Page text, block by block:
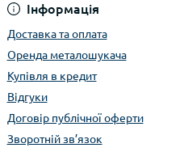
Інформація
Доставка та оплата
Оренда металошукача
Купівля в кредит
Відгуки
Договір публічної оферти
Зворотній зв’язок